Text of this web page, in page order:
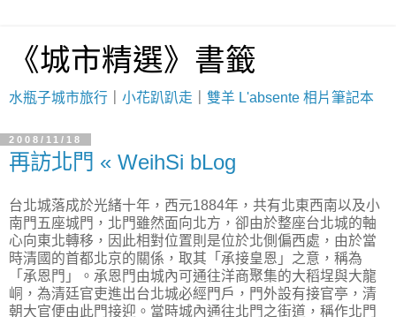
《城市精選》書籤
水瓶子城市旅行 小花趴趴走 雙羊 L'absente 相片筆記本
2008/11/18
再訪北門 « WeihSi bLog
台北城落成於光緒十年，西元1884年，共有北東西南以及小
南門五座城門，北門雖然面向北方，卻由於整座台北城的軸
心向東北轉移，因此相對位置則是位於北側偏西處，由於當
時清國的首都北京的關係，取其「承接皇恩」之意，稱為
「承恩門」。承恩門由城內可通往洋商聚集的大稻埕與大龍
峒，為清廷官吏進出台北城必經門戶，門外設有接官亭，清
朝大官便由此門接迎。當時城內通往北門之街道，稱作北門